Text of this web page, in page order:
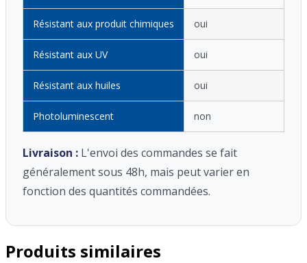
Résistant aux produit chimiques oui
Résistant aux UV oui
Résistant aux huiles oui
Photoluminescent non
Livraison : L'envoi des commandes se fait
généralement sous 48h, mais peut varier en
fonction des quantités commandées.
Produits similaires